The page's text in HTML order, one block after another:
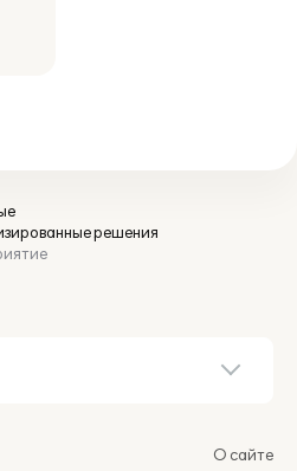
решения
О сайте